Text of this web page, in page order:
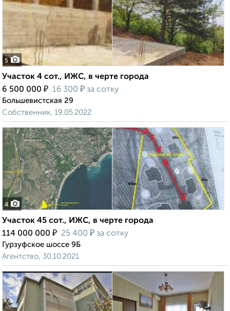
5
Участок 4 сот., ИЖС, в черте города
6 500 000 ₽ 16 300 ₽ за сотку
Большевистская 29
Собственник, 19.05.2022
4
Участок 45 сот., ИЖС, в черте города
114 000 000 ₽ 25 400 ₽ за сотку
Гурзуфское шоссе 9Б
Агентство, 30.10.2021